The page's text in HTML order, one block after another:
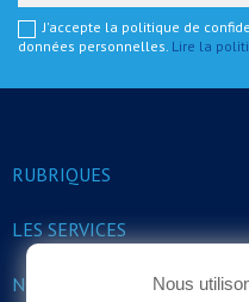
J'accepte la politique de
données personnelles. Lire la
RUBRIQUES
LES SERVICES
NOS HORAIRES Nous